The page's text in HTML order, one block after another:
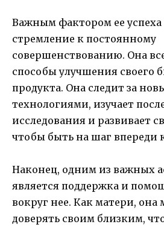
Важным фактором ее успеха
стремление к постоянному
совершенствованию. Она
способы улучшения своего
продукта. Она следит за
технологиями, изучает
исследования и развивает
чтобы быть на шаг впереди
Наконец, одним из важных
является поддержка и
вокруг нее. Как матери,
доверять своим близким,